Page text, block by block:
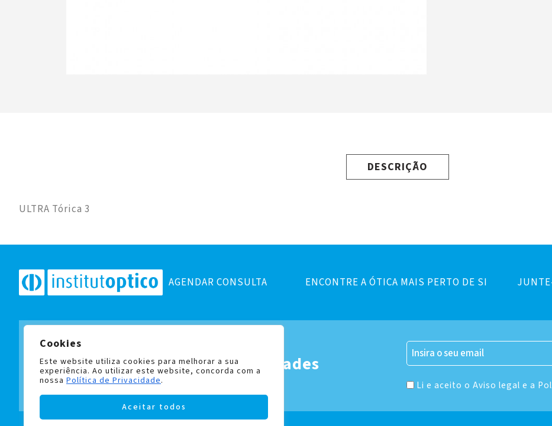
Cookies
Este website utiliza cookies para melhorar a sua
experiência. Ao utilizar este website, concorda com a
nossa Política de Privacidade.
Aceitar todos
DESCRIÇÃO
ULTRA Tórica 3
AGENDAR CONSULTA ENCONTRE A ÓTICA MAIS PERTO DE SI
Subscreva a nossa newsletter
e fique a par de todas as novidades
Li e aceito o Aviso legal e a